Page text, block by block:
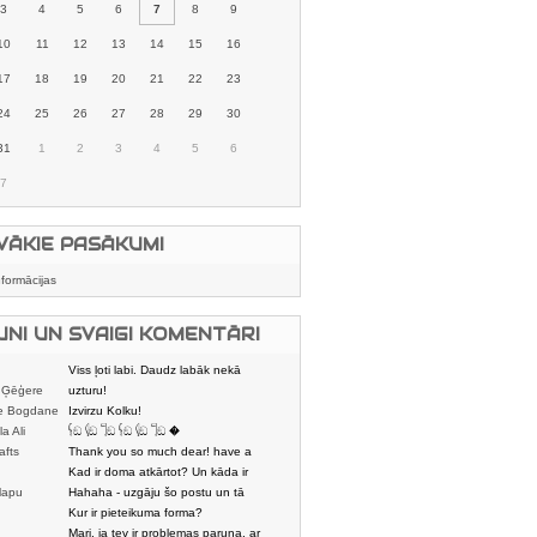
3 4 5 6 7 8 9
11 12 13 14 15 16
18 19 20 21 22 23
25 26 27 28 29 30
1 2 3 4 5 6
7
PASĀKUMI
UN SVAIGI KOMENTĀRI
Viss ļoti labi. Daudz labāk nekā
karstmaizīšu
uzturu!
Bogdane
Izvirzu Kolku!
Ali
𓌜ඞ 𓌱ඞ 𓌏ඞ 𓌜ඞ 𓌱ඞ 𓌏ඞ �
Thank you so much dear! have a
nice day
Kad ir doma atkārtot? Un kāda ir
aptuvenā dalī
Hahaha - uzgāju šo postu un tā
sasmējos. Četr
Kur ir pieteikuma forma?
Mari, ja tev ir problemas paruna, ar